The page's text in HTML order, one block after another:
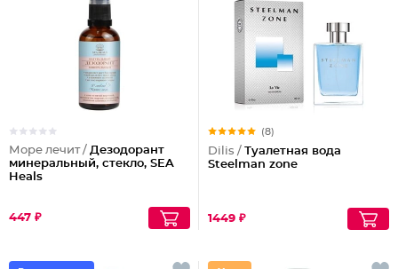
Море лечит / Дезодорант
минеральный, стекло, SEA
Heals
447 ₽
(8)
Dilis / Туалетная вода
Steelman zone
1449 ₽